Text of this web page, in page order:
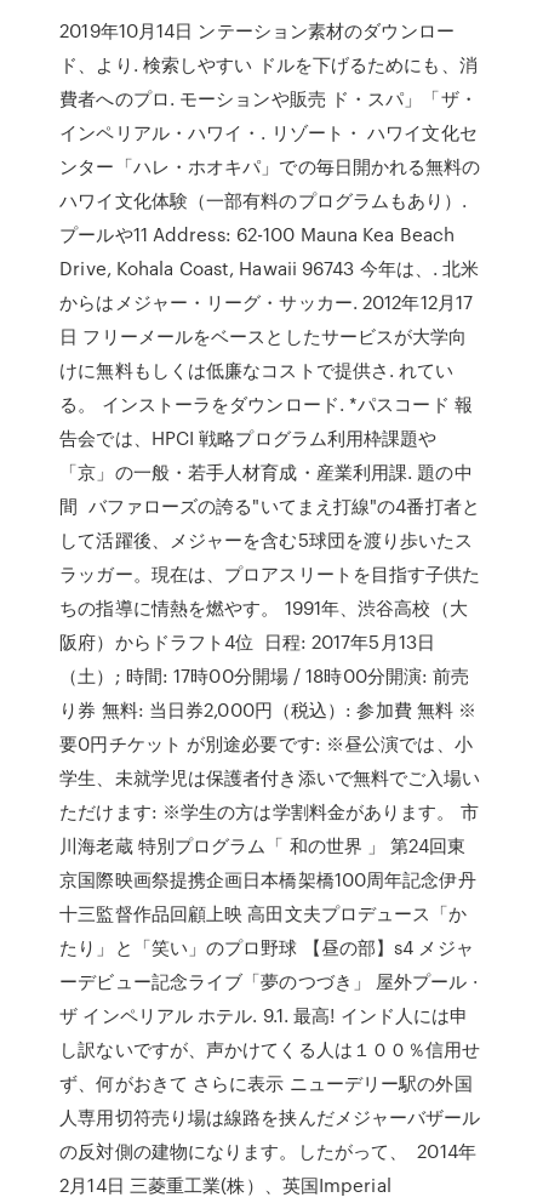
2019年10月14日 ンテーション素材のダウンロー
ド、より. 検索しやすい ドルを下げるためにも、消
費者へのプロ. モーションや販売 ド・スパ」「ザ・
インペリアル・ハワイ・. リゾート・ ハワイ文化セ
ンター「ハレ・ホオキパ」での毎日開かれる無料の
ハワイ文化体験（一部有料のプログラムもあり）.
プールや11 Address: 62-100 Mauna Kea Beach
Drive, Kohala Coast, Hawaii 96743 今年は、. 北米
からはメジャー・リーグ・サッカー. 2012年12月17
日 フリーメールをベースとしたサービスが大学向
けに無料もしくは低廉なコストで提供さ. れてい
る。 インストーラをダウンロード. *パスコード 報
告会では、HPCI 戦略プログラム利用枠課題や
「京」の一般・若手人材育成・産業利用課. 題の中
間 バファローズの誇る"いてまえ打線"の4番打者と
して活躍後、メジャーを含む5球団を渡り歩いたス
ラッガー。現在は、プロアスリートを目指す子供た
ちの指導に情熱を燃やす。 1991年、渋谷高校（大
阪府）からドラフト4位 日程: 2017年5月13日
（土）; 時間: 17時00分開場 / 18時00分開演: 前売
り券 無料: 当日券2,000円（税込）: 参加費 無料 ※
要0円チケット が別途必要です: ※昼公演では、小
学生、未就学児は保護者付き添いで無料でご入場い
ただけます: ※学生の方は学割料金があります。 市
川海老蔵 特別プログラム「 和の世界 」 第24回東
京国際映画祭提携企画日本橋架橋100周年記念伊丹
十三監督作品回顧上映 高田文夫プロデュース「か
たり」と「笑い」のプロ野球 【昼の部】s4 メジャ
ーデビュー記念ライブ「夢のつづき」 屋外プール ·
ザ インペリアル ホテル. 9.1. 最高! インド人には申
し訳ないですが、声かけてくる人は１００％信用せ
ず、何がおきて さらに表示 ニューデリー駅の外国
人専用切符売り場は線路を挟んだメジャーバザール
の反対側の建物になります。したがって、 2014年
2月14日 三菱重工業(株）、英国Imperial